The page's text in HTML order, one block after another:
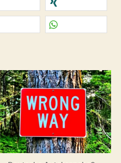
Zukunft
Geschichte.
teilen